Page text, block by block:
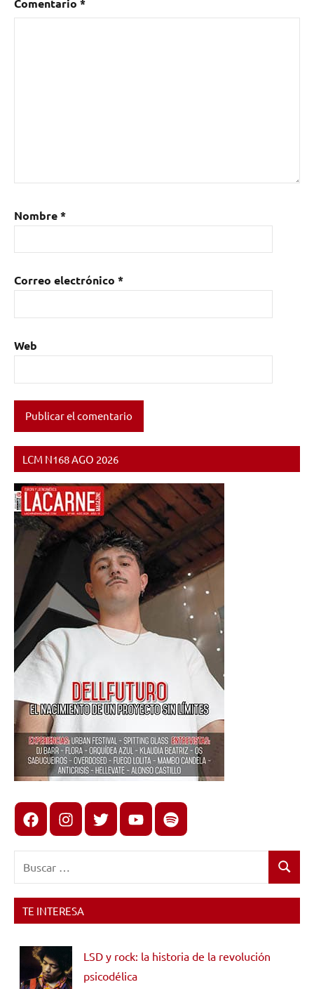
Comentario *
Nombre*
Correo electrónico *
Web
LCM N168 AGO 2026
FacebookInstagram
X youtubespotify
Buscar
TE INTERESA
LSD y rock: la historia de la revolución
psicodélica